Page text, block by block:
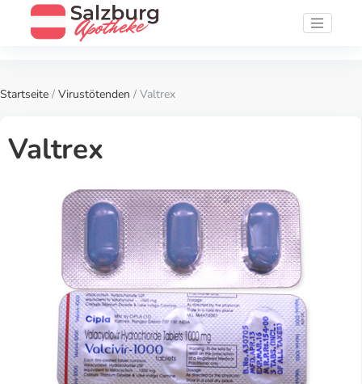
Startseite / Virustötenden / Valtrex
Valtrex